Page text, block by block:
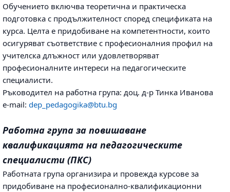
Обучението включва теоретична и практическа
подготовка с продължителност според спецификата на
курса. Целта е придобиване на компетентности, които
осигуряват съответствие с професионалния профил на
учителска длъжност или удовлетворяват
професионалните интереси на педагогическите
специалисти.
Ръководител на работна група: доц. д-р Тинка Иванова
e-mail: dep_pedagogika@btu.bg
Работна група за повишаване
квалификацията на педагогическите
специалисти (ПКС)
Работната група организира и провежда курсове за
придобиване на професионално-квалификационни